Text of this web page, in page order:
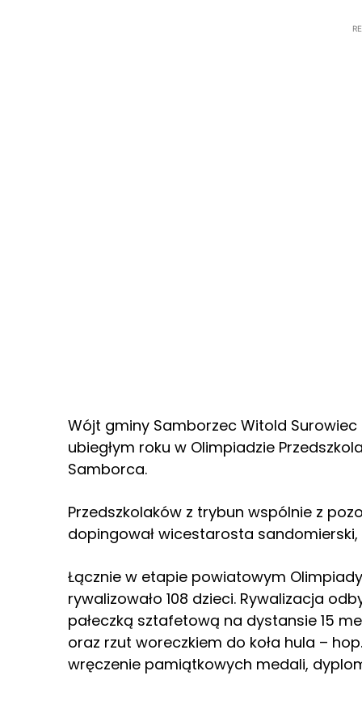
Wójt gminy Samborzec Witold
ubiegłym roku w Olimpiadzie
Samborca.
Przedszkolaków z trybun wspólnie z
dopingował wicestarosta sandomierski,
Łącznie w etapie powiatowym
rywalizowało 108 dzieci. Rywalizacja
pałeczką sztafetową na dystansie 15
oraz rzut woreczkiem do koła hula –
wręczenie pamiątkowych medali,